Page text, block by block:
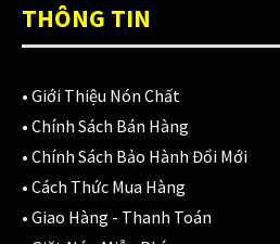
THÔNG TIN
• Giới Thiệu Nón Chất
• Chính Sách Bán Hàng
• Chính Sách Bảo Hành Đổi Mới
• Cách Thức Mua Hàng
• Giao Hàng - Thanh Toán